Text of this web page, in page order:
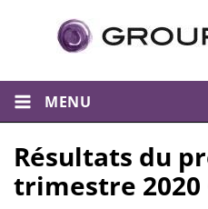
MENU
Résultats du
trimestre 2020